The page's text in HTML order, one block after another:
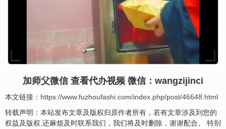
加师父微信 查看代办视频 微信：wangzijinci
本文链接： https://www.fuzhoufashi.com/index.php/post/46648.html
转载声明：本站发布文章及版权归原作者所有，若有文章涉及到您的
权益及版权,还麻烦及时联系我们，我们将及时删除，谢谢配合。 特别